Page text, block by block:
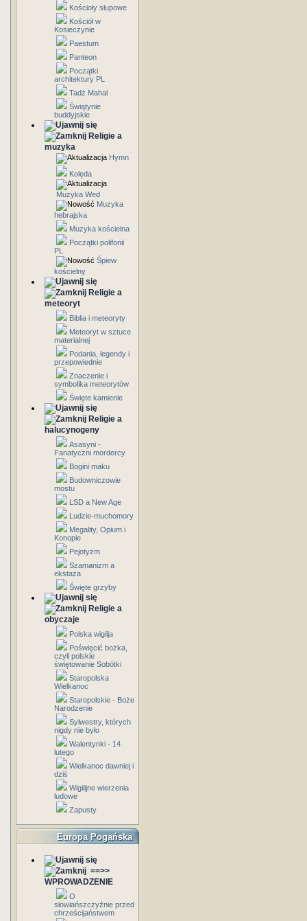
Kościoły słupowe
Kościół w
Kosieczynie
Paestum
Panteon
Początki
architektury PL
Tadż Mahal
Świątynie
buddyjskie
Religie a
muzyka
Hymn
Kolęda
Muzyka Wed
Muzyka
hebrajska
Muzyka kościelna
Początki polifonii
PL
Śpiew
kościelny
Religie a
meteoryt
Biblia i meteoryty
Meteoryt w sztuce
materialnej
Podania, legendy i
przepowiednie
Znaczenie i
symbolika meteorytów
Święte kamienie
Religie a
halucynogeny
Asasyni -
Fanatyczni mordercy
Bogini maku
Budowniczowie
mostu
LSD a New Age
Ludzie-muchomory
Megality, Opium i
Konopie
Pejotyzm
Szamanizm a
ekstaza
Święte grzyby
Religie a
obyczaje
Polska wigilja
Poświęcić bożka,
czyli polskie
świętowanie Sobótki
Staropolska
Wielkanoc
Staropolskie - Boże
Narodzenie
Sylwestry, których
nigdy nie było
Walentynki - 14
lutego
Wielkanoc dawniej i
dziś
Wigilijne wierzenia
ludowe
Zapusty
Europa Pogańska
==>>
WPROWADZENIE
O
słowiańszczyźnie przed
chrześcijaństwem